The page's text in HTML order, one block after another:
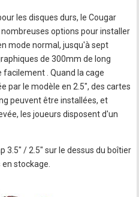
les disques durs, le Cougar
options pour installer
mode normal, jusqu'à sept
de 300mm de long
. Quand la cage
par le modèle en 2.5", des cartes
peuvent être installées, et
les joueurs disposent d'un
3.5" / 2.5" sur le dessus du boîtier
stockage.